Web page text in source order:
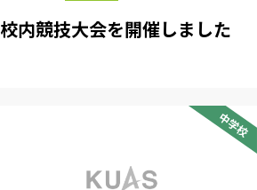
校内競技大会を開催しました
中学校